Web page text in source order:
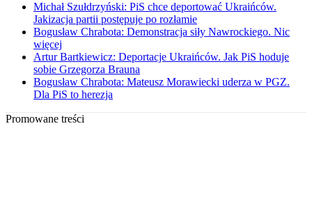
Michał Szułdrzyński: PiS chce deportować Ukraińców.
Jakizacja partii postępuje po rozłamie
Bogusław Chrabota: Demonstracja siły Nawrockiego. Nic
więcej
Artur Bartkiewicz: Deportacje Ukraińców. Jak PiS hoduje
sobie Grzegorza Brauna
Bogusław Chrabota: Mateusz Morawiecki uderza w PGZ.
Dla PiS to herezja
Promowane treści